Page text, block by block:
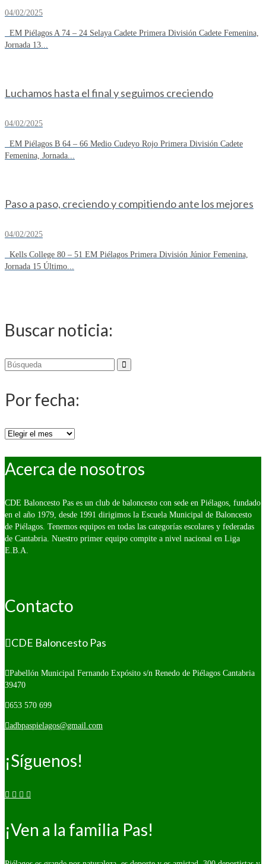
04/02/2025
EM Piélagos A 74 – 24 Selaya Cadete Primera División Cadete Femenina,
Jornada 13...
Luchamos hasta el final y seguimos creciendo
04/02/2025
EM Piélagos B 64 – 66 Medio Cudeyo Rojo Primera División Cadete
Femenina, Jornada...
Paso a paso, creciendo y compitiendo ante los mejores
04/02/2025
Kells College 80 – 51 EM Piélagos Primera División Júnior Femenina,
Jornada 15 Último...
Buscar noticia:
Buscar
Por fecha:
Por
Acerca de nosotros
CDE Baloncesto Pas es un club de baloncesto con sede en Piélagos, fundado
en el año 1979, desde 1991 dirigimos la Escuela Municipal de Baloncesto
de Piélagos. Tenemos equipos en todas las categorías escolares y federadas
de Cantabria. Nuestro primer equipo compite a nivel nacional en Liga
E.B.A.
Contacto
CDE Baloncesto Pas
Pabellón Municipal Fernando Expósito s/n Renedo de Piélagos Cantabria
39470
653 570 699
adbpaspielagos@gmail.com
¡Síguenos!
¡Ven a la familia Pas!